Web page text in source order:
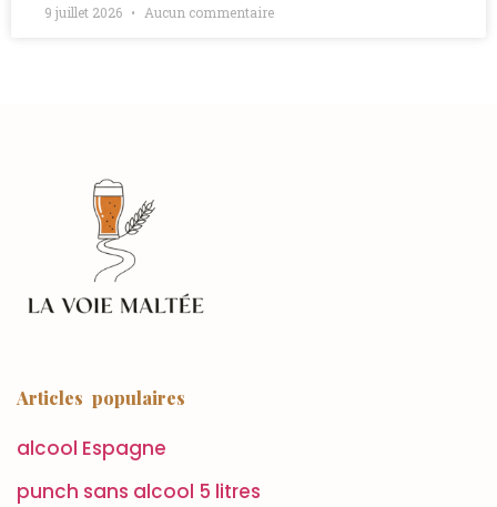
9 juillet 2026 Aucun commentaire
Articles populaires
alcool Espagne
punch sans alcool 5 litres